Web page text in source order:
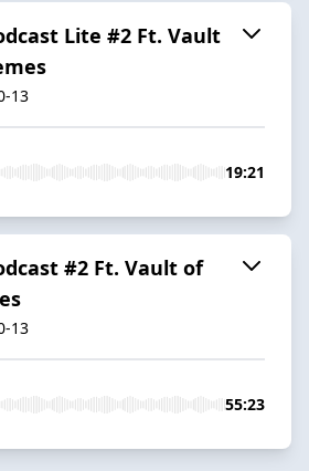
Lite #2 Ft. Vault
13
19:21
#2 Ft. Vault of
13
55:23